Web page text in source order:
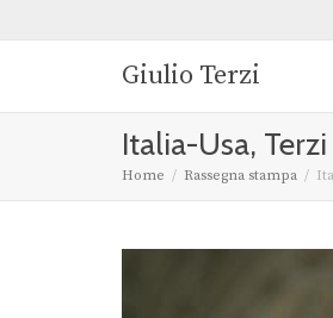
Giulio Terzi
Italia-Usa,
Home Rassegna stampa